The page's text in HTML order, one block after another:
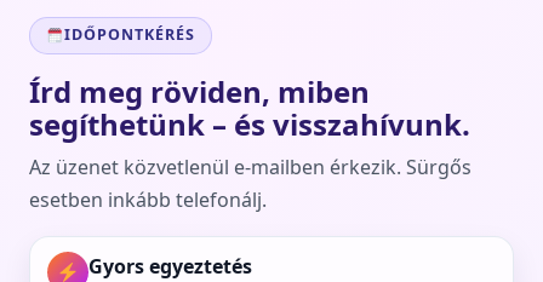
IDŐPONTKÉRÉS
Írd meg röviden, miben
segíthetünk – és visszahívunk.
Az üzenet közvetlenül e-mailben érkezik. Sürgős
esetben inkább telefonálj.
Gyors egyeztetés